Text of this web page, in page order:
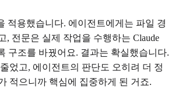
적용했습니다. 에이전트에게는 파일 경
, 전문은 실제 작업을 수행하는 Claude
구조를 바꿨어요. 결과는 확실했습니다.
었고, 에이전트의 판단도 오히려 더 정
적으니까 핵심에 집중하게 된 거죠.